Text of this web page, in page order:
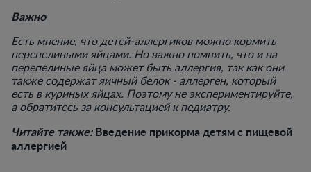
Важно
Есть мнение, что детей-аллергиков можно кормить
перепелиными яйцами. Но важно помнить, что и на
перепелиные яйца может быть аллергия, так как они
также содержат яичный белок - аллерген, который
есть в куриных яйцах. Поэтому не экспериментируйте,
а обратитесь за консультацией к педиатру.
Читайте также:Введение прикорма детям с пищевой
аллергией